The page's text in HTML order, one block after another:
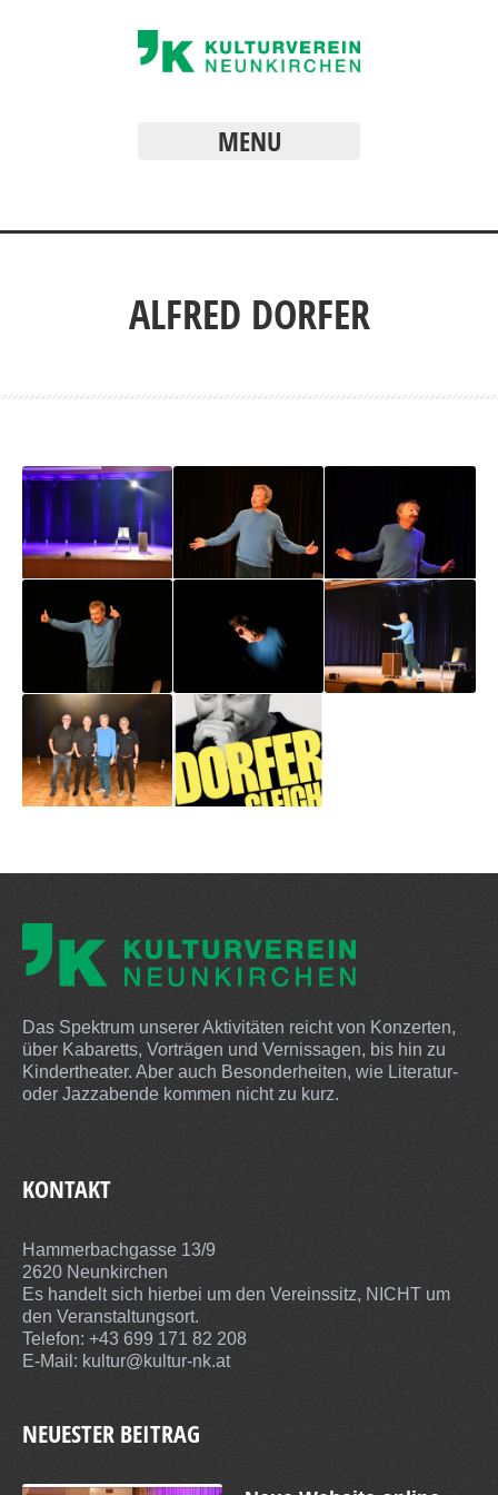
MENU
ALFRED DORFER
Das Spektrum unserer Aktivitäten reicht von Konzerten,
über Kabaretts, Vorträgen und Vernissagen, bis hin zu
Kindertheater. Aber auch Besonderheiten, wie Literatur-
oder Jazzabende kommen nicht zu kurz.
KONTAKT
Hammerbachgasse 13/9
2620 Neunkirchen
Es handelt sich hierbei um den Vereinssitz, NICHT um
den Veranstaltungsort.
Telefon: +43 699 171 82 208
E-Mail: kultur@kultur-nk.at
NEUESTER BEITRAG